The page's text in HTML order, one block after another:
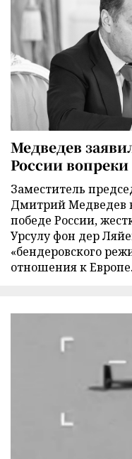
Медведев
России
Заместитель
Дмитрий Медведев
победе России,
Урсулу фон дер
«бендеровского
отношения к Европе.